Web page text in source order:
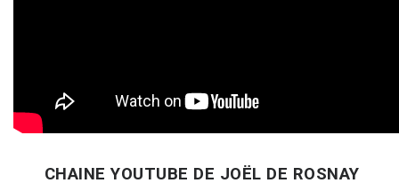
CHAINE YOUTUBE DE JOËL DE ROSNAY